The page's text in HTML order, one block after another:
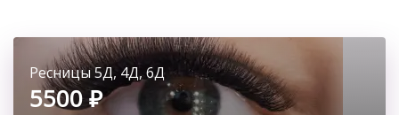
Ресницы 5Д, 4Д, 6Д
5500 ₽
Наращивание ресниц 1,5 Д
3300 ₽
Классическое наращивание ресниц
2100 ₽